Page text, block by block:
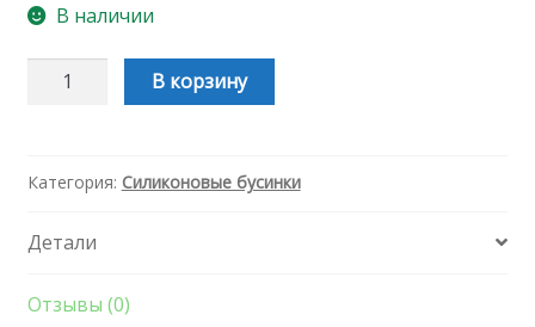
В наличии
Количество
Силиконовая
прорезывателя
Гексагон
В корзину
Категория: Силиконовые бусинки
Детали
Отзывы (0)